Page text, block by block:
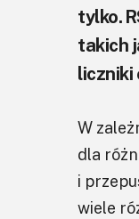
tylko.
takich
liczniki
W
dla
i
wiele